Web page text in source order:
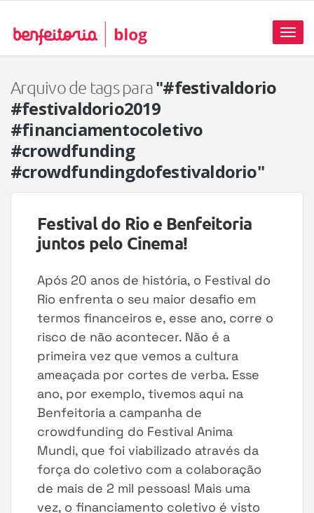
Arquivo de tags para"#festivaldorio
#festivaldorio2019
#financiamentocoletivo
#crowdfunding
#crowdfundingdofestivaldorio"
Festival do Rio e Benfeitoria
juntos pelo Cinema!
Após 20 anos de história, o Festival do
Rio enfrenta o seu maior desafio em
termos financeiros e, esse ano, corre o
risco de não acontecer. Não é a
primeira vez que vemos a cultura
ameaçada por cortes de verba. Esse
ano, por exemplo, tivemos aqui na
Benfeitoria a campanha de
crowdfunding do Festival Anima
Mundi, que foi viabilizado através da
força do coletivo com a colaboração
de mais de 2 mil pessoas! Mais uma
vez, o financiamento coletivo é visto